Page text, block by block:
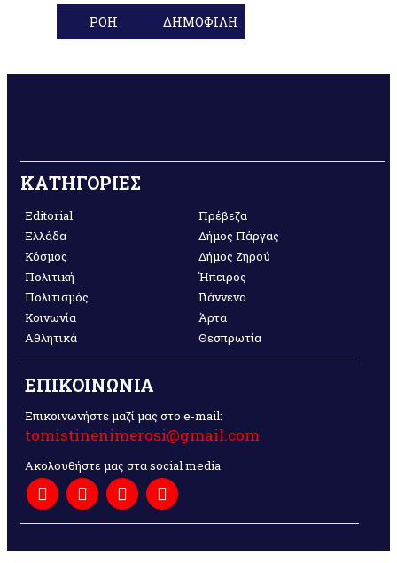
ΡΟΗ ΔΗΜΟΦΙΛΗ
ΚΑΤΗΓΟΡΙΕΣ
Editorial
Ελλάδα
Κόσμος
Πολιτική
Πολιτισμός
Κοινωνία
Αθλητικά
Πρέβεζα
Δήμος Πάργας
Δήμος Ζηρού
Ήπειρος
Γιάννενα
Άρτα
Θεσπρωτία
ΕΠΙΚΟΙΝΩΝΙΑ
Επικοινωνήστε μαζί μας στο e-mail:
tomistinenimerosi@gmail.com
Ακολουθήστε μας στα social media